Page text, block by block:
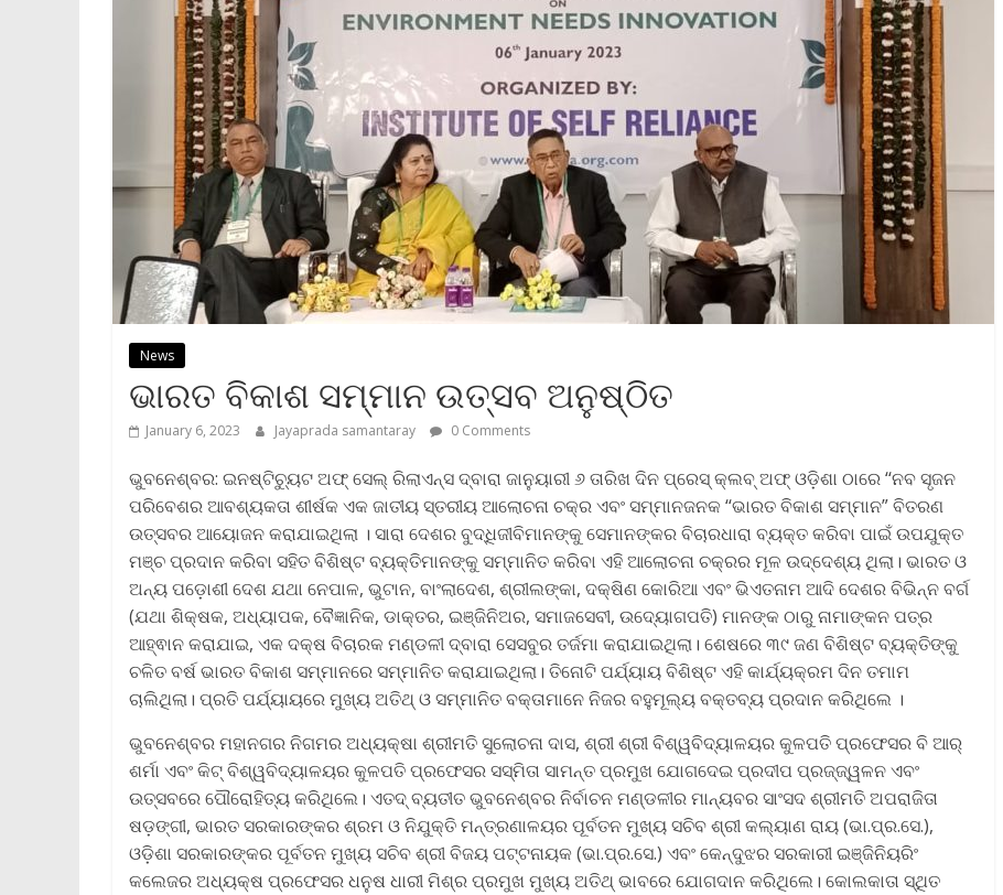
News
ଭାରତ ବିକାଶ ସମ୍ମାନ ଉତ୍ସବ ଅନୁଷ୍ଠିତ
January 6, 2023 Jayaprada samantaray 0 Comments
ଭୁବନେଶ୍ବର: ଇନଷ୍ଟିଚ୍ୟୁଟ ଅଫ୍ ସେଲ୍ ରିଲାଏନ୍ସ ଦ୍ବାରା ଜାନୁୟାରୀ ୬ ତାରିଖ ଦିନ ପ୍ରେସ୍ କ୍ଲବ୍ ଅଫ୍ ଓଡ଼ିଶା ଠାରେ ‘‘ନବ ସୃଜନ
ପରିବେଶର ଆବଶ୍ୟକତା ଶୀର୍ଷକ ଏକ ଜାତୀୟ ସ୍ତରୀୟ ଆଲୋଚନା ଚକ୍ର ଏବଂ ସମ୍ମାନଜନକ ‘‘ଭାରତ ବିକାଶ ସମ୍ମାନ” ବିତରଣ
ଉତ୍ସବର ଆୟୋଜନ କରାଯାଇଥିଲା । ସାରା ଦେଶର ବୁଦ୍ଧିଜୀବିମାନଙ୍କୁ ସେମାନଙ୍କର ବିଚାରଧାରା ବ୍ୟକ୍ତ କରିବା ପାଇଁ ଉପଯୁକ୍ତ
ମଞ୍ଚ ପ୍ରଦାନ କରିବା ସହିତ ବିଶିଷ୍ଟ ବ୍ୟକ୍ତିମାନଙ୍କୁ ସମ୍ମାନିତ କରିବା ଏହି ଆଲୋଚନା ଚକ୍ରର ମୂଳ ଉଦ୍ଦେଶ୍ୟ ଥିଲା। ଭାରତ ଓ
ଅନ୍ୟ ପଡ଼ୋଶୀ ଦେଶ ଯଥା ନେପାଳ, ଭୁଟାନ, ବାଂଲାଦେଶ, ଶ୍ରୀଲଙ୍କା, ଦକ୍ଷିଣ କୋରିଆ ଏବଂ ଭିଏତନାମ ଆଦି ଦେଶର ବିଭିନ୍ନ ବର୍ଗ
(ଯଥା ଶିକ୍ଷକ, ଅଧ୍ୟାପକ, ବୈଜ୍ଞାନିକ, ଡାକ୍ତର, ଇଞ୍ଜିନିଅର, ସମାଜସେବୀ, ଉଦ୍ୟୋଗପତି) ମାନଙ୍କ ଠାରୁ ନାମାଙ୍କନ ପତ୍ର
ଆହ୍ଵାନ କରାଯାଇ, ଏକ ଦକ୍ଷ ବିଚାରକ ମଣ୍ଡଳୀ ଦ୍ବାରା ସେସବୁର ତର୍ଜମା କରାଯାଇଥିଲା। ଶେଷରେ ୩୯ ଜଣ ବିଶିଷ୍ଟ ବ୍ୟକ୍ତିଙ୍କୁ
ଚଳିତ ବର୍ଷ ଭାରତ ବିକାଶ ସମ୍ମାନରେ ସମ୍ମାନିତ କରାଯାଇଥିଲା। ତିନୋଟି ପର୍ଯ୍ୟାୟ ବିଶିଷ୍ଟ ଏହି କାର୍ଯ୍ୟକ୍ରମ ଦିନ ତମାମ
ଚାଲିଥିଲା। ପ୍ରତି ପର୍ଯ୍ୟାୟରେ ମୁଖ୍ୟ ଅତିଥ୍‌ ଓ ସମ୍ମାନିତ ବକ୍ତାମାନେ ନିଜର ବହୁମୂଲ୍ୟ ବକ୍ତବ୍ୟ ପ୍ରଦାନ କରିଥିଲେ ।
ଭୁବନେଶ୍ବର ମହାନଗର ନିଗମର ଅଧ୍ୟକ୍ଷା ଶ୍ରୀମତି ସୁଲୋଚନା ଦାସ, ଶ୍ରୀ ଶ୍ରୀ ବିଶ୍ୱବିଦ୍ୟାଳୟର କୁଳପତି ପ୍ରଫେସର ବି ଆର୍
ଶର୍ମା ଏବଂ କିଟ୍ ବିଶ୍ୱବିଦ୍ୟାଳୟର କୁଳପତି ପ୍ରଫେସର ସସ୍ମିତା ସାମନ୍ତ ପ୍ରମୁଖ ଯୋଗଦେଇ ପ୍ରଦୀପ ପ୍ରଜ୍ଜ୍ୱଳନ ଏବଂ
ଉତ୍ସବରେ ପୌରୋହିତ୍ୟ କରିଥିଲେ। ଏତଦ୍ ବ୍ୟତୀତ ଭୁବନେଶ୍ବର ନିର୍ବାଚନ ମଣ୍ଡଳୀର ମାନ୍ୟବର ସାଂସଦ ଶ୍ରୀମତି ଅପରାଜିତା
ଷଡ଼ଙ୍ଗୀ, ଭାରତ ସରକାରଙ୍କର ଶ୍ରମ ଓ ନିଯୁକ୍ତି ମନ୍ତ୍ରଣାଳୟର ପୂର୍ବତନ ମୁଖ୍ୟ ସଚିବ ଶ୍ରୀ କଲ୍ୟାଣ ରାୟ (ଭା.ପ୍ର.ସେ.),
ଓଡ଼ିଶା ସରକାରଙ୍କର ପୂର୍ବତନ ମୁଖ୍ୟ ସଚିବ ଶ୍ରୀ ବିଜୟ ପଟ୍ଟନାୟକ (ଭା.ପ୍ର.ସେ.) ଏବଂ କେନ୍ଦୁଝର ସରକାରୀ ଇଞ୍ଜିନିୟରିଂ
କଲେଜର ଅଧ୍ୟକ୍ଷ ପ୍ରଫେସର ଧନୁଷ ଧାରୀ ମିଶ୍ର ପ୍ରମୁଖ ମୁଖ୍ୟ ଅତିଥ୍‌ ଭାବରେ ଯୋଗଦାନ କରିଥିଲେ। କୋଲକାତା ସ୍ଥିତ